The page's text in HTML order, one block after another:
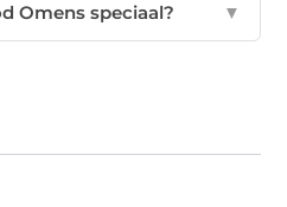
Omens speciaal? ▼